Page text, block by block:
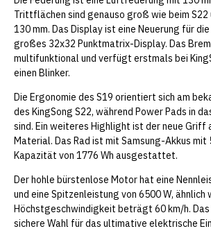
Trittflächen sind genauso groß wie beim S22
130 mm. Das Display ist eine Neuerung für
großes 32x32 Punktmatrix-Display. Das
multifunktional und verfügt erstmals bei
einen Blinker.
Die Ergonomie des S19 orientiert sich am
des KingSong S22, während Power Pads in
sind. Ein weiteres Highlight ist der neue Griff
Material. Das Rad ist mit Samsung-Akkus mit
Kapazität von 1776 Wh ausgestattet.
Der hohle bürstenlose Motor hat eine
und eine Spitzenleistung von 6500 W, ähnlich
Höchstgeschwindigkeit beträgt 60 km/h.
sichere Wahl für das ultimative elektrische